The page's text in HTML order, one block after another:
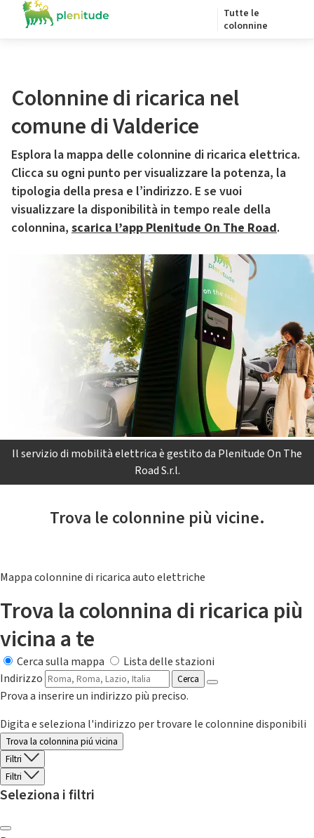
Tutte le
colonnine
Colonnine di ricarica nel
comune di Valderice
Esplora la mappa delle colonnine di ricarica elettrica.
Clicca su ogni punto per visualizzare la potenza, la
tipologia della presa e l’indirizzo. E se vuoi
visualizzare la disponibilità in tempo reale della
colonnina, scarica l’app Plenitude On The Road.
Il servizio di mobilità elettrica è gestito da Plenitude On The
Road S.r.l.
Trova le colonnine più vicine.
Mappa colonnine di ricarica auto elettriche
Trova la colonnina di ricarica più
vicina a te
Cerca sulla mappa
Lista delle stazioni
Indirizzo
Cerca
Prova a inserire un indirizzo più preciso.
Digita e seleziona l'indirizzo per trovare le colonnine disponibili
Trova la colonnina piú vicina
Filtri
Filtri
Seleziona i filtri